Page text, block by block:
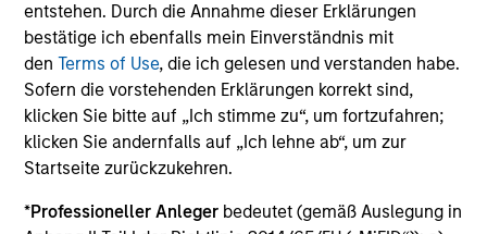
entstehen. Durch die Annahme dieser Erklärungen
bestätige ich ebenfalls mein Einverständnis mit
denTerms of Use, die ich gelesen und verstanden habe.
Sofern die vorstehenden Erklärungen korrekt sind,
klicken Sie bitte auf „Ich stimme zu“, um fortzufahren;
klicken Sie andernfalls auf „Ich lehne ab“, um zur
Startseite zurückzukehren.
*Professioneller Anleger bedeutet (gemäß Auslegung in
Dielaufenden Kosten spiegeln die Zahlungen und
Aufwendungen wider, die während des
Geschäftsbetriebs des Fonds anfallen und vom Vermögen
des Fonds im Laufe der Zeit abgezogen werden. Enthalten
sind die Gebühren für die Anlageverwaltung
(Verwaltungsgebühr), Depotbankgebühren und
Administrationskosten.